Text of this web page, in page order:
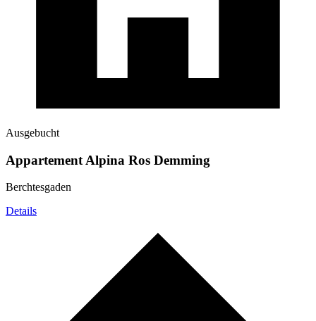
Ausgebucht
Appartement Alpina Ros Demming
Berchtesgaden
Details